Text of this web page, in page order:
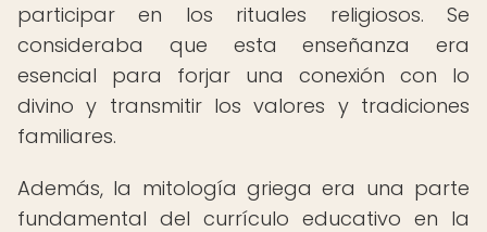
participar en los rituales religiosos. Se
consideraba que esta enseñanza era
esencial para forjar una conexión con lo
divino y transmitir los valores y tradiciones
familiares.
Además, la mitología griega era una parte
fundamental del currículo educativo en la